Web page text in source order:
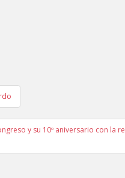
y su 10º aniversario con